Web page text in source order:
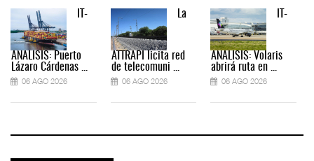
IT-
ANÁLISIS: Puerto
Lázaro Cárdenas ...
06 AGO 2026
La
ATTRAPI licita red
de telecomuni ...
06 AGO 2026
IT-
ANÁLISIS: Volaris
abrirá ruta en ...
06 AGO 2026